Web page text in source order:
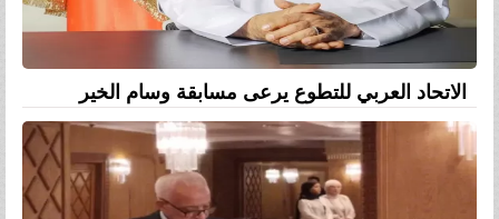
الاتحاد العربي للتطوع يرعى مسابقة وسام الخير